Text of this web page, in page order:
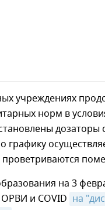
учреждениях
норм в
графику
проветриваются
на 3
и COVID на